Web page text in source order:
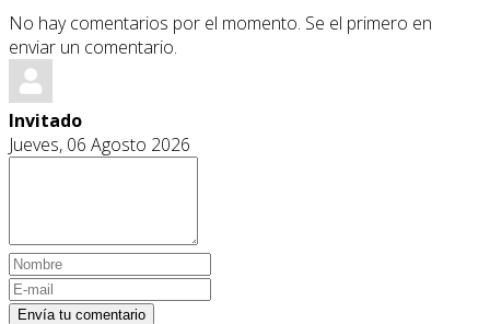
No hay comentarios por el momento. Se el primero en
enviar un comentario.
Invitado
Jueves, 06 Agosto 2026
Envía tu comentario